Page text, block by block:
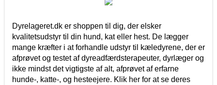
Dyrelageret.dk er shoppen til dig, der elsker
kvalitetsudstyr til din hund, kat eller hest. De lægger
mange kræfter i at forhandle udstyr til kæledyrene, der er
afprøvet og testet af dyreadfærdsterapeuter, dyrlæger og
ikke mindst det vigtigste af alt, afprøvet af erfarne
hunde-, katte-, og hesteejere. Klik her for at se deres